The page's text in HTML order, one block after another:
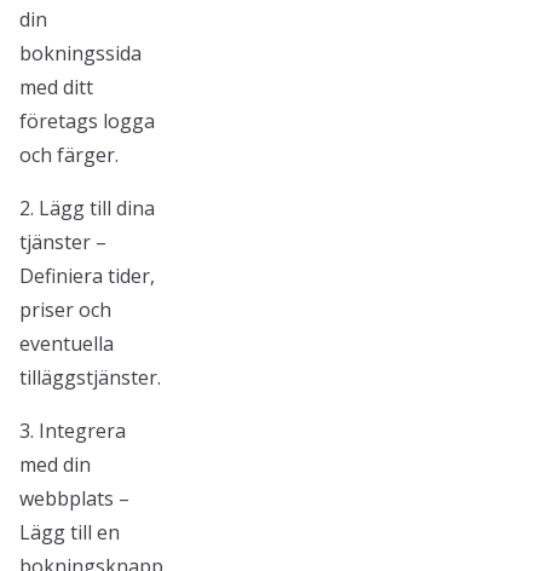
din
bokningssida
med ditt
företags logga
och färger.
2. Lägg till dina
tjänster –
Definiera tider,
priser och
eventuella
tilläggstjänster.
3. Integrera
med din
webbplats –
Lägg till en